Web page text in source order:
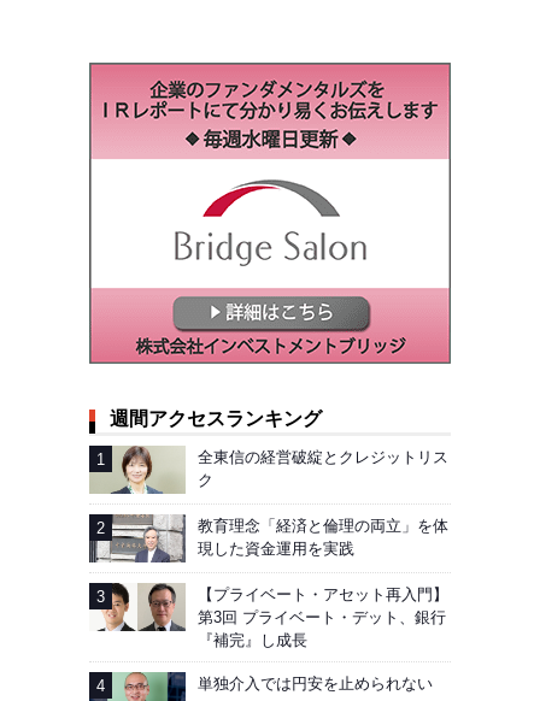
週間アクセスランキング
全東信の経営破綻とクレジットリス
ク
教育理念「経済と倫理の両立」を体
現した資金運用を実践
【プライベート・アセット再入門】
第3回 プライベート・デット、銀行
『補完』し成長
単独介入では円安を止められない